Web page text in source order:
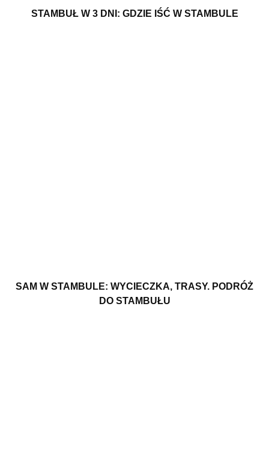
STAMBUŁ W 3 DNI: GDZIE IŚĆ W STAMBULE
SAM W STAMBULE: WYCIECZKA, TRASY. PODRÓŻ
DO STAMBUŁU